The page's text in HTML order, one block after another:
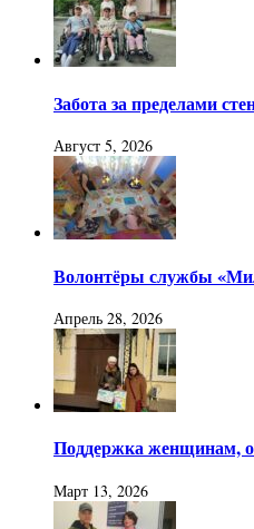
Забота за пределами
Август 5, 2026
Волонтёры службы
Апрель 28, 2026
Поддержка женщинам,
Март 13, 2026